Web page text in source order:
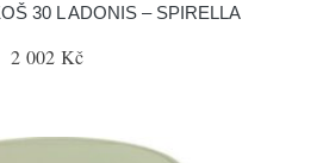
30 L ADONIS – SPIRELLA
2 002 Kč